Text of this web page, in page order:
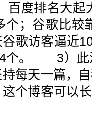
度排名大起
个；谷歌比较
谷歌访客逼
个。 3）此
天一篇，自
这个博客可